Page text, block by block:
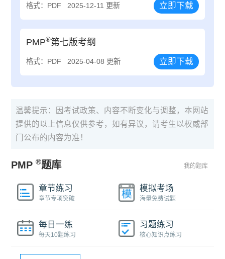
格式：PDF 2025-12-11 更新 立即下载
PMP®第七版考纲
格式：PDF 2025-04-08 更新 立即下载
温馨提示：因考试政策、内容不断变化与调整，本网站
提供的以上信息仅供参考，如有异议，请考生以权威部
门公布的内容为准！
PMP®题库 我的题库
章节练习
章节专项突破
模拟考场
海量免费试题
每日一练
每天10题练习
习题练习
核心知识点练习